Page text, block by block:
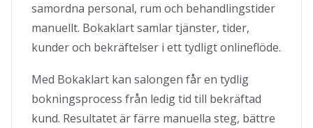
samordna personal, rum och behandlingstider
manuellt. Bokaklart samlar tjänster, tider,
kunder och bekräftelser i ett tydligt onlineflöde.
Med Bokaklart kan salongen får en tydlig
bokningsprocess från ledig tid till bekräftad
kund. Resultatet är färre manuella steg, bättre